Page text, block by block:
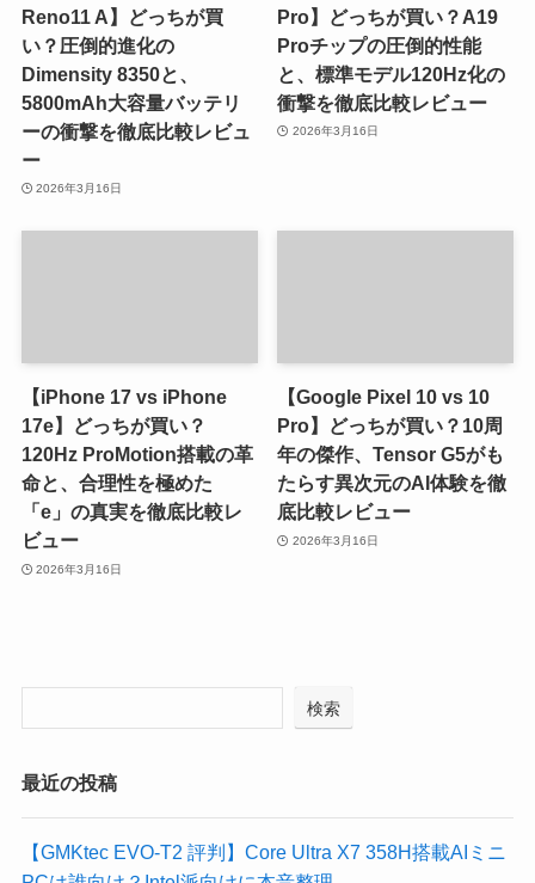
Reno11 A】どっちが買
い？圧倒的進化の
Dimensity 8350と、
5800mAh大容量バッテリ
ーの衝撃を徹底比較レビュ
ー
2026年3月16日
Pro】どっちが買い？A19
Proチップの圧倒的性能
と、標準モデル120Hz化の
衝撃を徹底比較レビュー
2026年3月16日
【iPhone 17 vs iPhone
17e】どっちが買い？
120Hz ProMotion搭載の革
命と、合理性を極めた
「e」の真実を徹底比較レ
ビュー
2026年3月16日
【Google Pixel 10 vs 10
Pro】どっちが買い？10周
年の傑作、Tensor G5がも
たらす異次元のAI体験を徹
底比較レビュー
2026年3月16日
検索
最近の投稿
【GMKtec EVO-T2 評判】Core Ultra X7 358H搭載AIミニ